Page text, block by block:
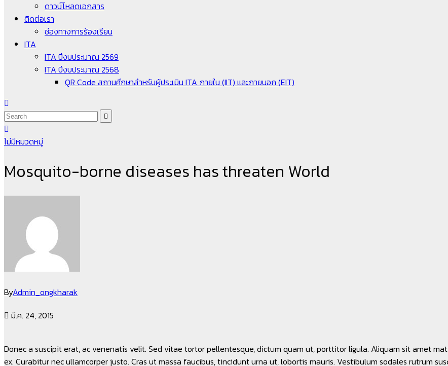
ดาวน์โหลดเอกสาร
ติดต่อเรา
ช่องทางการร้องเรียน
ITA
ITA ปีงบประมาณ 2569
ITA ปีงบประมาณ 2568
QR Code สถานศึกษาสำหรับผู้ประเมิน ITA ภายใน (IIT) และภายนอก (EIT)
ไม่มีหมวดหมู่
Mosquito-borne diseases has threaten World
ByAdmin_ongkharak
มี.ค. 24, 2015
Donec a suscipit erat, ac venenatis velit. Sed vitae tortor pellentesque, dictum quam ut, porttitor ligula. Aliquam sit amet
ex. Curabitur nec ullamcorper justo. Cras ut massa faucibus, tincidunt urna ut, lobortis mauris. Vestibulum sodales rutrum